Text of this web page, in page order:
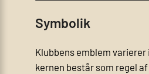
Symbolik
Klubbens emblem varierer
kernen består som regel